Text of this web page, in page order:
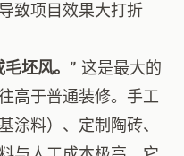
致项目效果大打折
坯风。” 这是最大的
高于普通装修。手工
涂料）、定制陶砖、